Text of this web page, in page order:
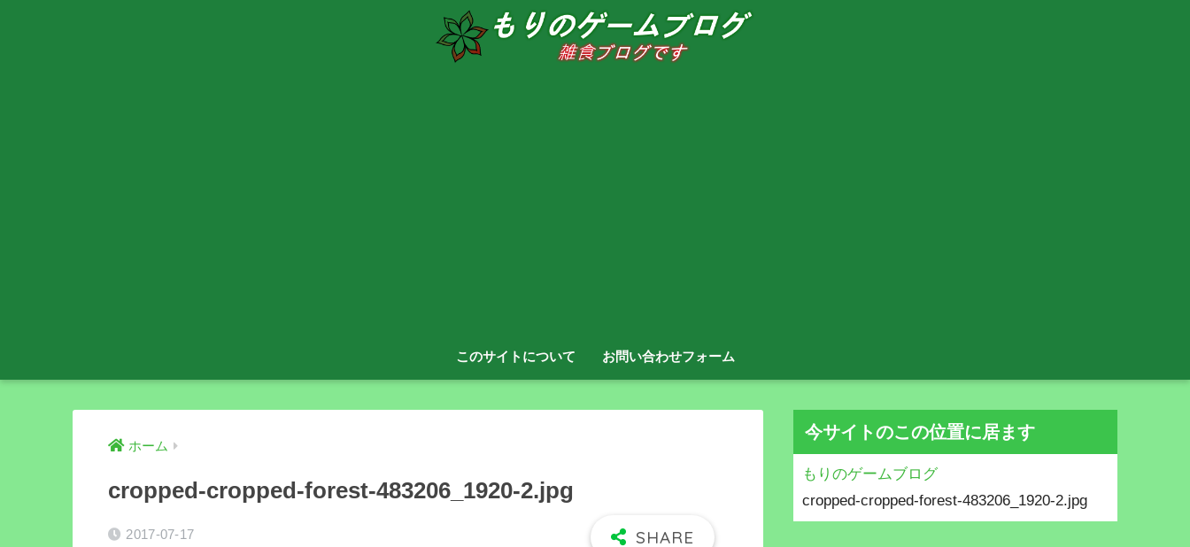
このサイトについて お問い合わせフォーム
ホーム
cropped-cropped-forest-483206_1920-2.jpg
2017-07-17
今サイトのこの位置に居ます
もりのゲームブログ
cropped-cropped-forest-483206_1920-2.jpg